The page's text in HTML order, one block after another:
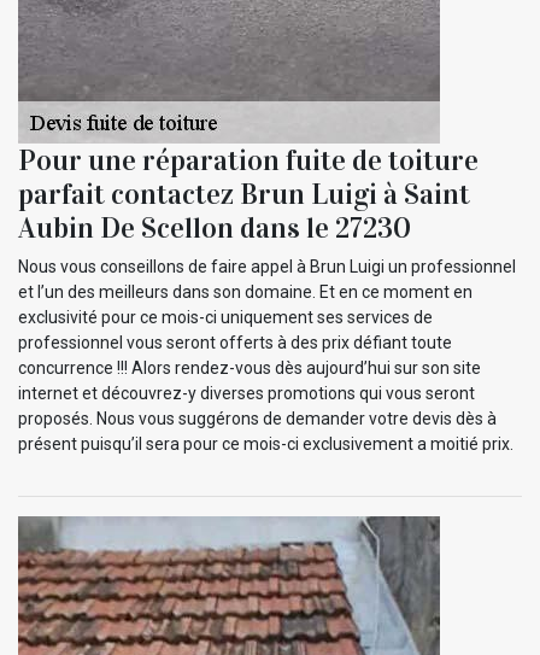
Pour une réparation fuite de toiture
parfait contactez Brun Luigi à Saint
Aubin De Scellon dans le 27230
Nous vous conseillons de faire appel à Brun Luigi un professionnel
et l’un des meilleurs dans son domaine. Et en ce moment en
exclusivité pour ce mois-ci uniquement ses services de
professionnel vous seront offerts à des prix défiant toute
concurrence !!! Alors rendez-vous dès aujourd’hui sur son site
internet et découvrez-y diverses promotions qui vous seront
proposés. Nous vous suggérons de demander votre devis dès à
présent puisqu’il sera pour ce mois-ci exclusivement a moitié prix.